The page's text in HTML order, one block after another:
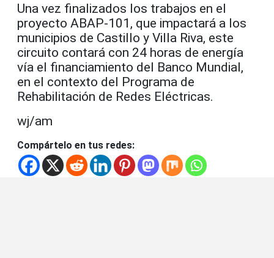
Una vez finalizados los trabajos en el
proyecto ABAP-101, que impactará a los
municipios de Castillo y Villa Riva, este
circuito contará con 24 horas de energía
vía el financiamiento del Banco Mundial,
en el contexto del Programa de
Rehabilitación de Redes Eléctricas.
wj/am
Compártelo en tus redes: